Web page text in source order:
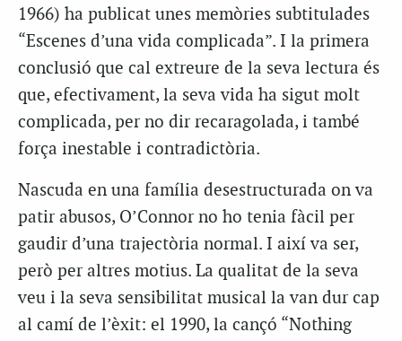
1966) ha publicat unes memòries subtitulades
“Escenes d’una vida complicada”. I la primera
conclusió que cal extreure de la seva lectura és
que, efectivament, la seva vida ha sigut molt
complicada, per no dir recaragolada, i també
força inestable i contradictòria.
Nascuda en una família desestructurada on va
patir abusos, O’Connor no ho tenia fàcil per
gaudir d’una trajectòria normal. I així va ser,
però per altres motius. La qualitat de la seva
veu i la seva sensibilitat musical la van dur cap
al camí de l’èxit: el 1990, la cançó “Nothing